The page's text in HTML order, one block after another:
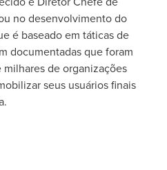
no desenvolvimento do
é baseado em táticas de
documentadas que foram
de organizações
seus usuários finais